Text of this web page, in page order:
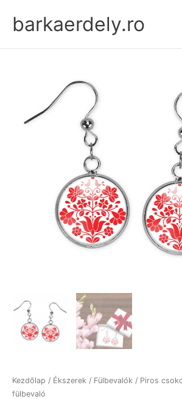
contentbarkaerdely.ro
Kezdőlap / Ékszerek / Fülbevalók / Piros
fülbevaló